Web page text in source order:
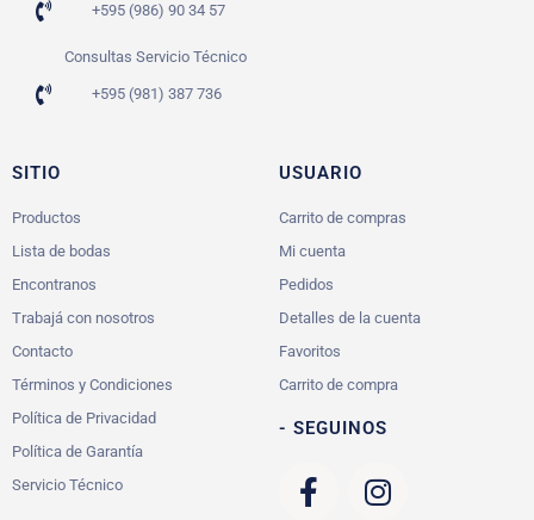
+595 (986) 90 34 57
Consultas Servicio Técnico
+595 (981) 387 736
SITIO
Productos
Lista de bodas
Encontranos
Trabajá con nosotros
Contacto
Términos y Condiciones
Política de Privacidad
Política de Garantía
Servicio Técnico
USUARIO
Carrito de compras
Mi cuenta
Pedidos
Detalles de la cuenta
Favoritos
Carrito de compra
- SEGUINOS